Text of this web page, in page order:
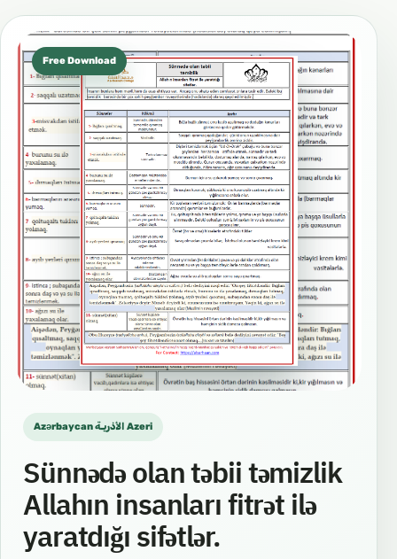
Free Download
Azərbaycan الأذريـة Azeri
Sünnədə olan təbii təmizlik
Allahın insanları fitrət ilə
yaratdığı sifətlər.